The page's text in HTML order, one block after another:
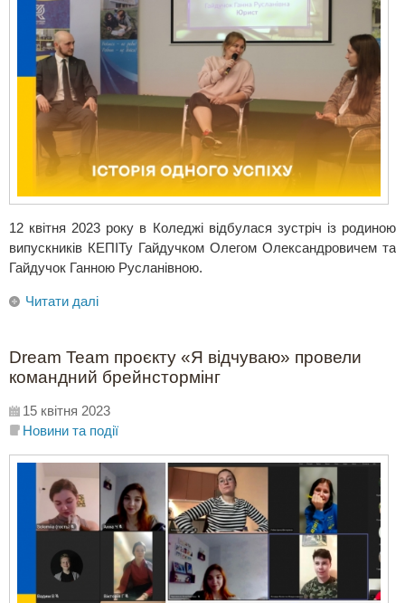
12 квітня 2023 року в Коледжі відбулася зустріч із родиною
випускників КЕПІТу Гайдучком Олегом Олександровичем та
Гайдучок Ганною Русланівною.
Читати далі
Dream Team проєкту «Я відчуваю» провели
командний брейнстормінг
15 квітня 2023
Новини та події